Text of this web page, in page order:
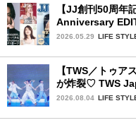
【JJ創刊50周年
Anniversary
2026.05.29 LIFE
【TWS／トゥア
が炸裂♡ TWS
記念SPECIAL
2026.08.04 LIFE